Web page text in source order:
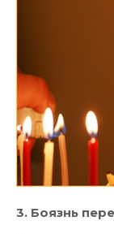
3. Боязнь